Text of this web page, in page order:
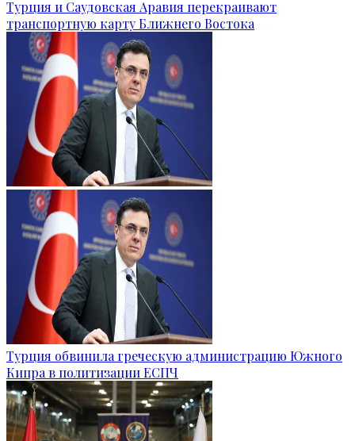
Турция и Саудовская Аравия перекраивают
транспортную карту Ближнего Востока
Турция обвинила греческую администрацию Южного
Кипра в политизации ЕСПЧ